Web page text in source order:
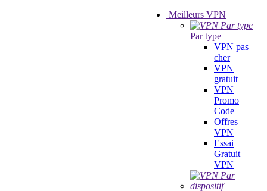
Meilleurs VPN
Par type
VPN pas
cher
VPN
gratuit
VPN
Promo
Code
Offres
VPN
Essai
Gratuit
VPN